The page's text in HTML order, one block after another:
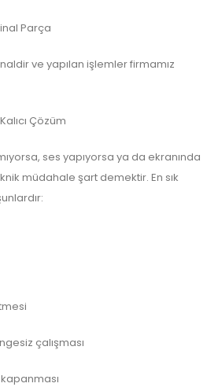
Parça
ve yapılan işlemler firmamız
Çözüm
ses yapıyorsa ya da ekranında
müdahale şart demektir. En sık
çalışması